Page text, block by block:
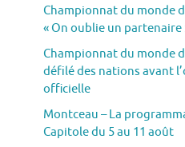
Championnat du monde
« On oublie un partenaire
Championnat du monde
défilé des nations avant
officielle
Montceau – La
Capitole du 5 au 11 août